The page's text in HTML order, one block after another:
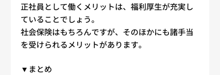
正社員 として働くメリットは、福利厚生が充実し
ていることでしょう。
社会保険はもちろんですが、そのほかにも諸手当
を受けられるメリットがあります。
▼まとめ